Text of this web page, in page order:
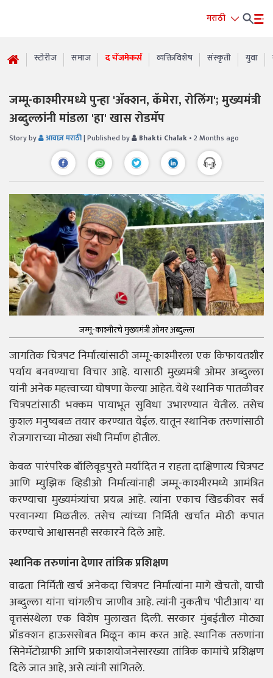
मराठी
स्टोरीज समाज द चेंजमेकर्स व्यक्तिविशेष संस्कृती युवा
जम्मू-काश्मीरमध्ये पुन्हा 'ॲक्शन, कॅमेरा, रोलिंग'; मुख्यमंत्री
अब्दुल्लांनी मांडला 'हा' खास रोडमॅप
Story by आवाज़ मराठी| Published by Bhakti Chalak • 2 Months ago
जम्मू-काश्मीरचे मुख्यमंत्री ओमर अब्दुल्ला
जागतिक चित्रपट निर्मात्यांसाठी जम्मू-काश्मीरला एक किफायतशीर
पर्याय बनवण्याचा विचार आहे. यासाठी मुख्यमंत्री ओमर अब्दुल्ला
यांनी अनेक महत्त्वाच्या घोषणा केल्या आहेत. येथे स्थानिक पातळीवर
चित्रपटांसाठी भक्कम पायाभूत सुविधा उभारण्यात येतील. तसेच
कुशल मनुष्यबळ तयार करण्यात येईल. यातून स्थानिक तरुणांसाठी
रोजगाराच्या मोठ्या संधी निर्माण होतील.
केवळ पारंपरिक बॉलिवूडपुरते मर्यादित न राहता दाक्षिणात्य चित्रपट
आणि म्युझिक व्हिडीओ निर्मात्यांनाही जम्मू-काश्मीरमध्ये आमंत्रित
करण्याचा मुख्यमंत्र्यांचा प्रयत्न आहे. त्यांना एकाच खिडकीवर सर्व
परवानग्या मिळतील. तसेच त्यांच्या निर्मिती खर्चात मोठी कपात
करण्याचे आश्वासनही सरकारने दिले आहे.
स्थानिक तरुणांना देणार तांत्रिक प्रशिक्षण
वाढता निर्मिती खर्च अनेकदा चित्रपट निर्मात्यांना मागे खेचतो, याची
अब्दुल्ला यांना चांगलीच जाणीव आहे. त्यांनी नुकतीच 'पीटीआय' या
वृत्तसंस्थेला एक विशेष मुलाखत दिली. सरकार मुंबईतील मोठ्या
प्रॉडक्शन हाऊससोबत मिळून काम करत आहे. स्थानिक तरुणांना
सिनेमॅटोग्राफी आणि प्रकाशयोजनेसारख्या तांत्रिक कामांचे प्रशिक्षण
दिले जात आहे, असे त्यांनी सांगितले.